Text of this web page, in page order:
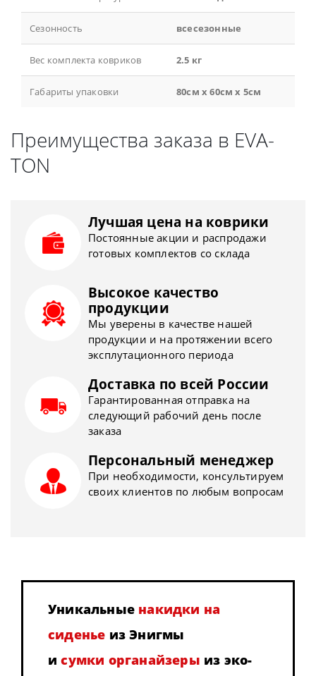
Сезонность всесезонные
Вес комплекта ковриков 2.5 кг
Габариты упаковки 80см x 60см x 5см
Преимущества заказа в EVA-
TON
Лучшая цена на коврики
Постоянные акции и распродажи
готовых комплектов со склада
Высокое качество
продукции
Мы уверены в качестве нашей
продукции и на протяжении всего
эксплутационного периода
Доставка по всей России
Гарантированная отправка на
следующий рабочий день после
заказа
Персональный менеджер
При необходимости, консультируем
своих клиентов по любым вопросам
Уникальные накидки на
сиденье из Энигмы
исумки органайзеры из эко-